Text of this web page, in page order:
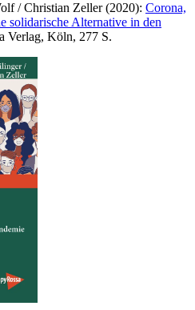
/ Christian Zeller (2020): Corona,
solidarische Alternative in den
Verlag, Köln, 277 S.